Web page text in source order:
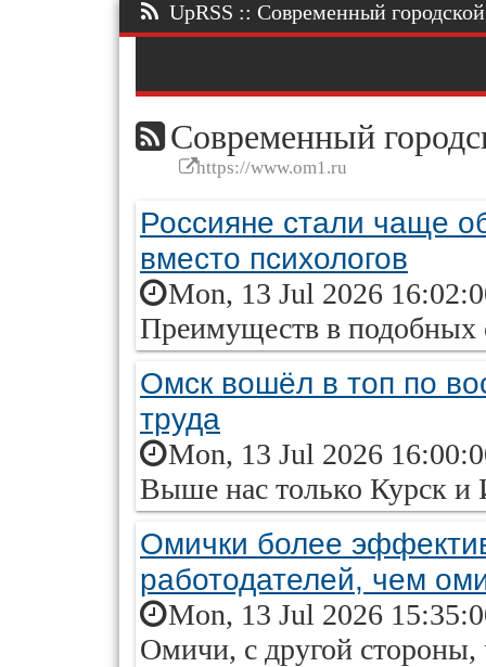
UpRSS :: Современный
Современный
https://www.om1.ru
Россияне стали чаще
вместо психологов
Mon, 13 Jul 2026
Преимуществ в подобных
Омск вошёл в топ по
труда
Mon, 13 Jul 2026
Выше нас только Курск и
Омички более
работодателей, чем
Mon, 13 Jul 2026
Омичи, с другой стороны,